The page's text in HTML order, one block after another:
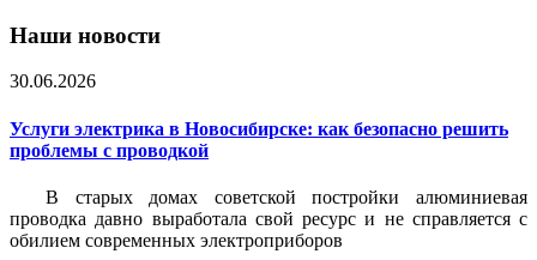
Наши новости
30.06.2026
Услуги электрика в Новосибирске: как безопасно решить
проблемы с проводкой
В старых домах советской постройки алюминиевая
проводка давно выработала свой ресурс и не справляется с
обилием современных электроприборов